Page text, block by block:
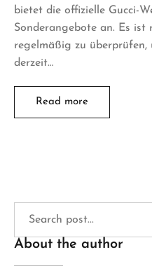
bietet die offizielle Gucci-
Sonderangebote an. Es ist
regelmäßig zu überprüfen,
derzeit…
Read more
About the author